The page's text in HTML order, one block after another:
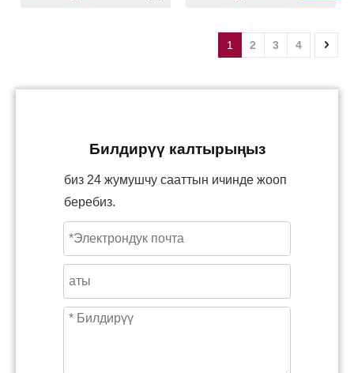
1 2 3 4
Билдирүү калтырыңыз
биз 24 жумушчу сааттын ичинде жооп
беребиз.